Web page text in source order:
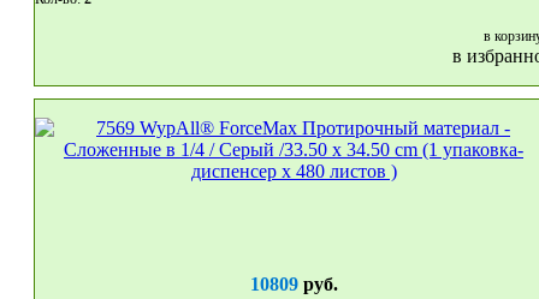
в
в
10809руб.